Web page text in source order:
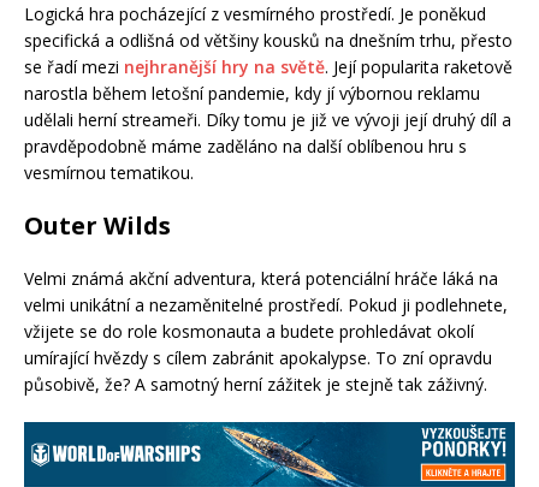
Logická hra pocházející z vesmírného prostředí. Je poněkud
specifická a odlišná od většiny kousků na dnešním trhu, přesto
se řadí mezi nejhranější hry na světě. Její popularita raketově
narostla během letošní pandemie, kdy jí výbornou reklamu
udělali herní streameři. Díky tomu je již ve vývoji její druhý díl a
pravděpodobně máme zaděláno na další oblíbenou hru s
vesmírnou tematikou.
Outer Wilds
Velmi známá akční adventura, která potenciální hráče láká na
velmi unikátní a nezaměnitelné prostředí. Pokud ji podlehnete,
vžijete se do role kosmonauta a budete prohledávat okolí
umírající hvězdy s cílem zabránit apokalypse. To zní opravdu
působivě, že? A samotný herní zážitek je stejně tak záživný.